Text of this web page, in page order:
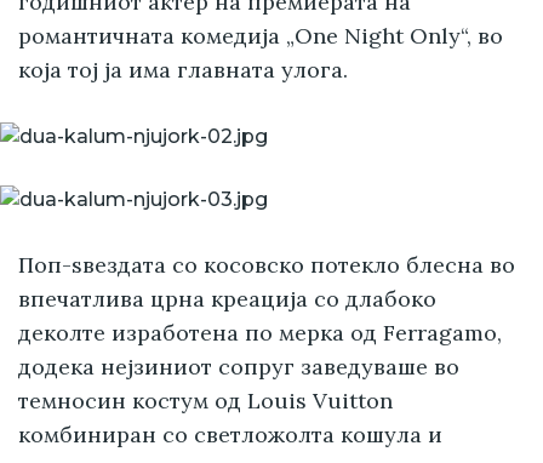
романтичната комедија „One Night Only“, во
која тој ја има главната улога.
Поп-ѕвездата со косовско потекло блесна во
впечатлива црна креација со длабоко
деколте изработена по мерка од Ferragamo,
додека нејзиниот сопруг заведуваше во
темносин костум од Louis Vuitton
комбиниран со светложолта кошула и